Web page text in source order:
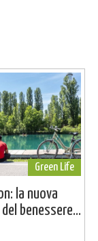
Green Life
la nuova
benessere...